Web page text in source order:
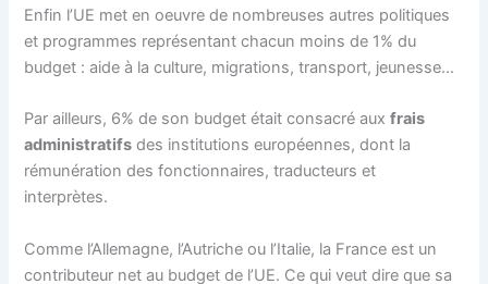
Enfin l’UE met en oeuvre de nombreuses autres politiques
et programmes représentant chacun moins de 1% du
budget : aide à la culture, migrations, transport, jeunesse…
Par ailleurs, 6% de son budget était consacré auxfrais
administratifs des institutions européennes, dont la
rémunération des fonctionnaires, traducteurs et
interprètes.
Comme l’Allemagne, l’Autriche ou l’Italie, la France est un
contributeur netau budget de l’UE. Ce qui veut dire que sa